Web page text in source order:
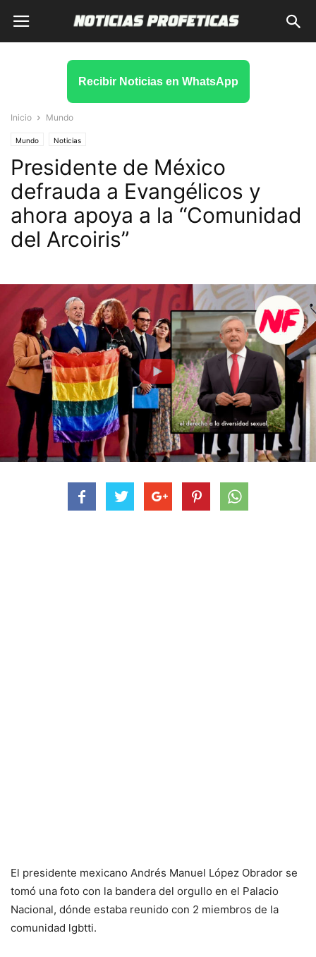
Recibir Noticias en WhatsApp
Inicio Mundo
Mundo Noticias
Presidente de México
defrauda a Evangélicos y
ahora apoya a la “Comunidad
del Arcoiris”
El presidente mexicano Andrés Manuel López Obrador se
tomó una foto con la bandera del orgullo en el Palacio
Nacional, dónde estaba reunido con 2 miembros de la
comunidad lgbtti.